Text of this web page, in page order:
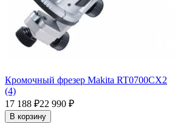
Кромочный фрезер Makita RT0700CX2
(4)
17 188 ₽22 990 ₽
В корзину